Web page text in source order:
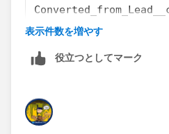
)
表示件数を増やす
役立つとしてマーク